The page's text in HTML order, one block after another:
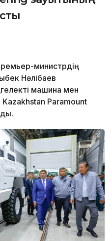
министрдің
Нәлібаев
машина мен
Kazakhstan Paramount